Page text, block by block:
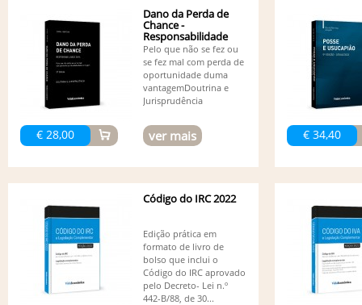
€ 28,00
Dano da Perda de
Chance -
Responsabilidade
Civil - 3ª edição
Pelo que não se fez ou
se fez mal com perda de
oportunidade duma
vantagemDoutrina e
Jurisprudência
ver mais € 34,40
Código do IRC 2022
Edição prática em
formato de livro de
bolso que inclui o
Código do IRC aprovado
pelo Decreto- Lei n.º
442-B/88, de 30...